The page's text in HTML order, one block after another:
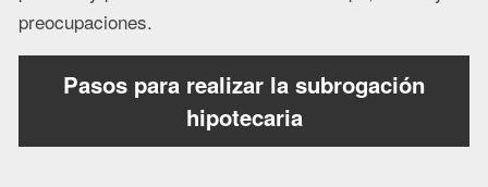
preocupaciones.
Pasos para realizar la subrogación
hipotecaria